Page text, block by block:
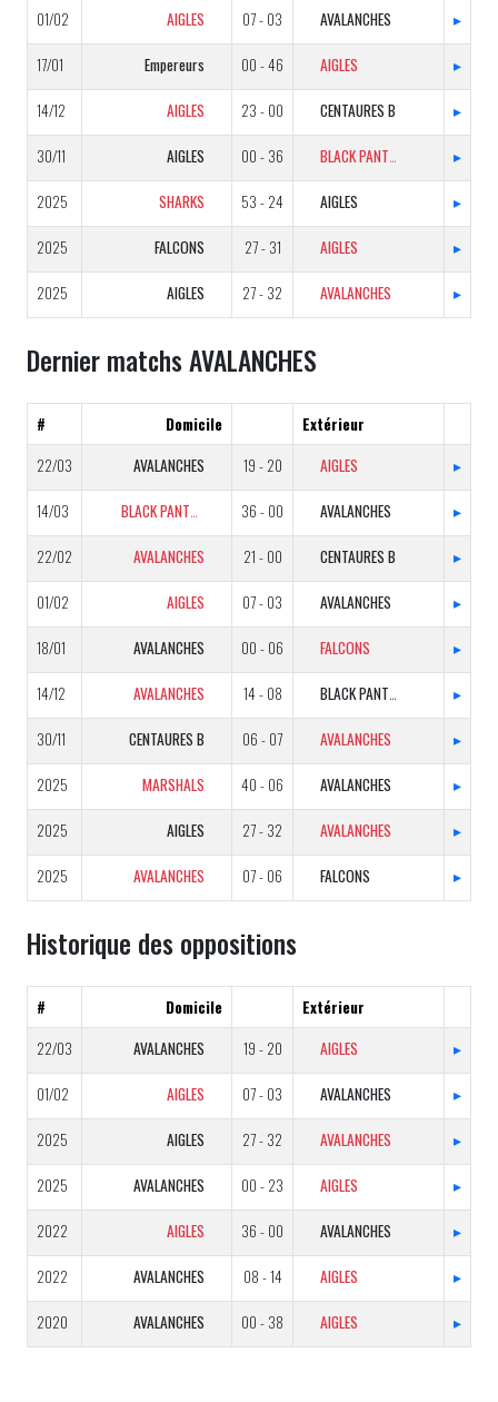
01/02 AIGLES 07 - 03 AVALANCHES ▸
17/01 Empereurs 00 - 46 AIGLES ▸
14/12 AIGLES 23 - 00 CENTAURES B ▸
30/11 AIGLES 00 - 36 BLACK PANTHERS B ▸
2025 SHARKS 53 - 24 AIGLES ▸
2025 FALCONS 27 - 31 AIGLES ▸
2025 AIGLES 27 - 32 AVALANCHES ▸
Dernier matchs AVALANCHES
# Domicile
Extérieur
22/03
AVALANCHES 19 - 20 AIGLES ▸
14/03 BLACK PANTHERS B 36 - 00 AVALANCHES ▸
22/02 AVALANCHES 21 - 00 CENTAURES B ▸
01/02 AIGLES 07 - 03 AVALANCHES ▸
18/01 AVALANCHES 00 - 06 FALCONS ▸
14/12 AVALANCHES 14 - 08 BLACK PANTHERS B ▸
30/11 CENTAURES B 06 - 07 AVALANCHES ▸
2025 MARSHALS 40 - 06 AVALANCHES ▸
2025 AIGLES 27 - 32 AVALANCHES ▸
2025 AVALANCHES 07 - 06 FALCONS ▸
Historique des oppositions
# Domicile
Extérieur
22/03
AVALANCHES 19 - 20 AIGLES ▸
01/02 AIGLES 07 - 03 AVALANCHES ▸
2025 AIGLES 27 - 32 AVALANCHES ▸
2025 AVALANCHES 00 - 23 AIGLES ▸
2022 AIGLES 36 - 00 AVALANCHES ▸
2022 AVALANCHES 08 - 14 AIGLES ▸
2020 AVALANCHES 00 - 38 AIGLES ▸